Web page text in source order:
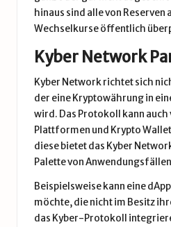
hinaus sind alle von Reserven
Wechselkurse öffentlich
Kyber Network
Kyber Network richtet sich
der eine Kryptowährung in
wird. Das Protokoll kann auch
Plattformen und Krypto
diese bietet das Kyber
Palette von
Beispielsweise kann eine
möchte, die nicht im Besitz
das Kyber-Protokoll